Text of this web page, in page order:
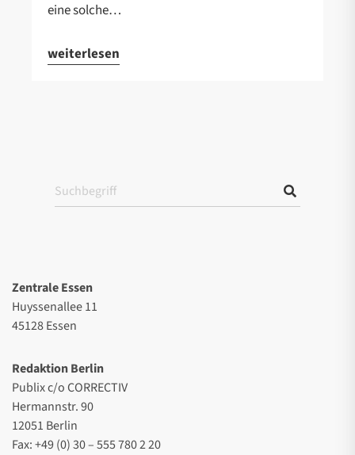
eine solche…
weiterlesen
Zentrale Essen
Huyssenallee 11
45128 Essen
Redaktion Berlin
Publix c/o CORRECTIV
Hermannstr. 90
12051 Berlin
Fax: +49 (0) 30 – 555 780 2 20